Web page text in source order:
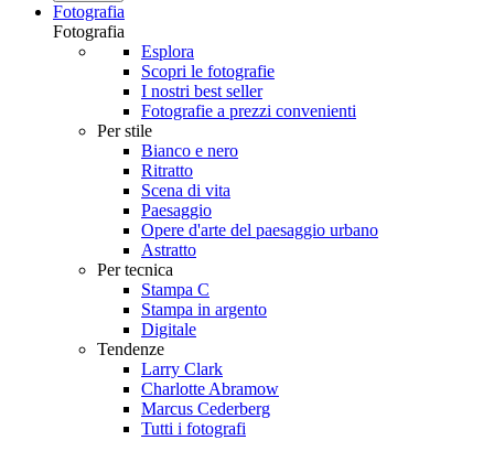
Fotografia
Fotografia
Esplora
Scopri le fotografie
I nostri best seller
Fotografie a prezzi convenienti
Per stile
Bianco e nero
Ritratto
Scena di vita
Paesaggio
Opere d'arte del paesaggio urbano
Astratto
Per tecnica
Stampa C
Stampa in argento
Digitale
Tendenze
Larry Clark
Charlotte Abramow
Marcus Cederberg
Tutti i fotografi